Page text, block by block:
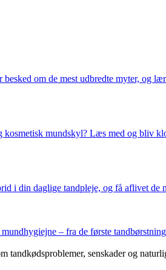
om de mest udbredte myter, og
mundskyl? Læs med og bliv
i din daglige tandpleje, og få aflivet de
– fra de første
senskader og